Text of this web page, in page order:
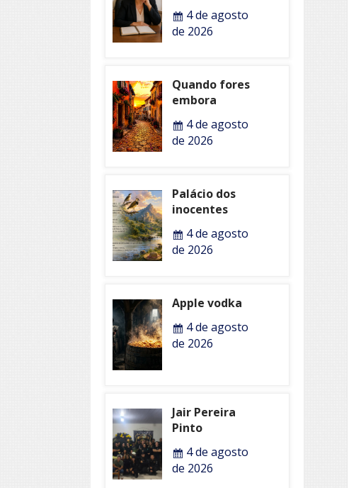
4 de agosto
de 2026
Quando fores
embora
4 de agosto
de 2026
Palácio dos
inocentes
4 de agosto
de 2026
Apple vodka
4 de agosto
de 2026
Jair Pereira
Pinto
4 de agosto
de 2026